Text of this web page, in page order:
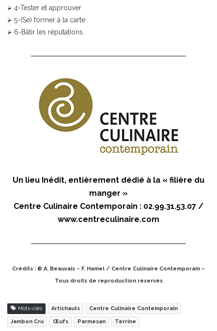
4-Tester et approuver
5-(Se) former à la carte
6-Bâtir les réputations.
Un lieu Inédit, entièrement dédié à la « filière du
manger »
Centre Culinaire Contemporain : 02.99.31.53.07 /
www.centreculinaire.com
Crédits : © A. Beauvais – F. Hamel / Centre Culinaire Contemporain –
Tous droits de reproduction réservés
Mots-clés Artichauts Centre Culinaire Contemporain
Jambon Cru Œufs Parmesan Terrine